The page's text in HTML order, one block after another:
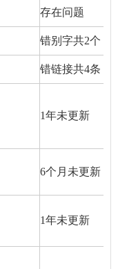
存在问题
错别字共2个
错链接共4条
1年未更新
6个月未更新
1年未更新